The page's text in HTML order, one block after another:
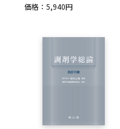
価格：5,940円